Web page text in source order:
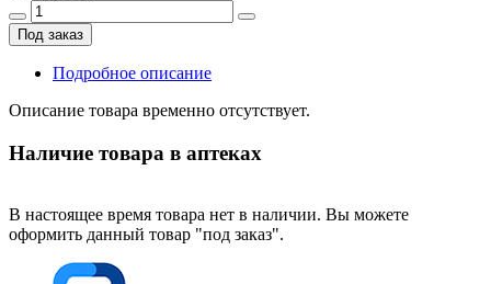
Под заказ
Подробное описание
Описание товара временно отсутствует.
Наличие товара в аптеках
В настоящее время товара нет в наличии. Вы можете
оформить данный товар "под заказ".